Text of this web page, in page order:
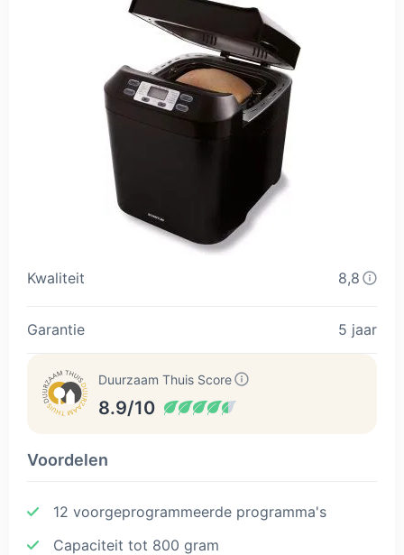
Kwaliteit 8,8
Garantie 5 jaar
Duurzaam Thuis Score
8.9/10
Voordelen
12 voorgeprogrammeerde programma's
Capaciteit tot 800 gram